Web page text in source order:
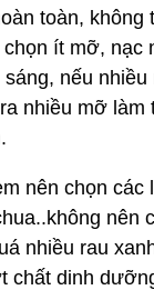
toàn, không
ít mỡ, nạc
nếu
nhiều mỡ làm
nên chọn các
nên
nhiều rau
chất dinh